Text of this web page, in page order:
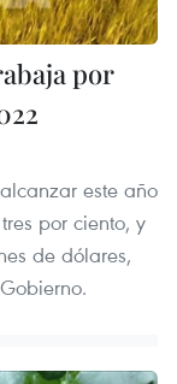
por
este año
por ciento, y
de dólares,